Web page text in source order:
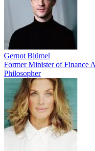
Gernot Blümel
Former Minister of Finance
Philosopher